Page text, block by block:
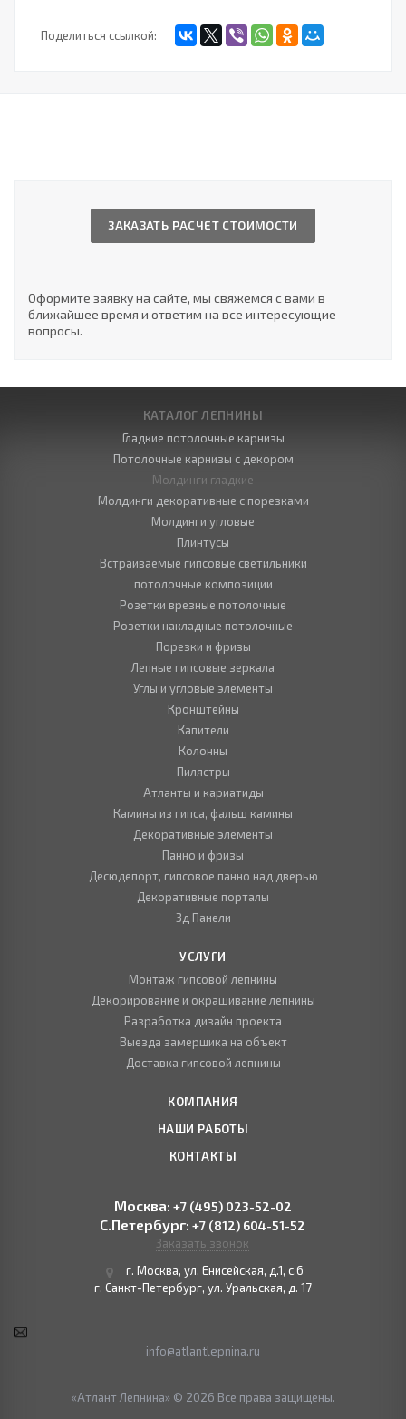
Поделиться ссылкой:
ЗАКАЗАТЬ РАСЧЕТ СТОИМОСТИ
Оформите заявку на сайте, мы свяжемся с вами в
ближайшее время и ответим на все интересующие
вопросы.
КАТАЛОГ ЛЕПНИНЫ
Гладкие потолочные карнизы
Потолочные карнизы с декором
Молдинги гладкие
Молдинги декоративные с порезками
Молдинги угловые
Плинтусы
Встраиваемые гипсовые светильники
потолочные композиции
Розетки врезные потолочные
Розетки накладные потолочные
Порезки и фризы
Лепные гипсовые зеркала
Углы и угловые элементы
Кронштейны
Капители
Колонны
Пилястры
Атланты и кариатиды
Камины из гипса, фальш камины
Декоративные элементы
Панно и фризы
Десюдепорт, гипсовое панно над дверью
Декоративные порталы
3д Панели
УСЛУГИ
Монтаж гипсовой лепнины
Декорирование и окрашивание лепнины
Разработка дизайн проекта
Выезда замерщика на объект
Доставка гипсовой лепнины
КОМПАНИЯ
НАШИ РАБОТЫ
КОНТАКТЫ
Москва: +7 (495) 023-52-02
С.Петербург: +7 (812) 604-51-52
Заказать звонок
г. Москва, ул. Енисейская, д.1, с.6
г. Санкт-Петербург, ул. Уральская, д. 17
info@atlantlepnina.ru
«Атлант Лепнина» © 2026 Все права защищены.